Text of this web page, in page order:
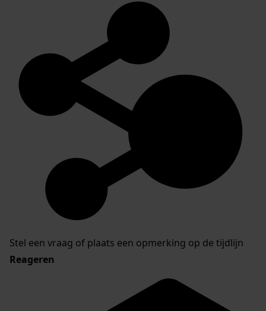
Stel een vraag of plaats een opmerking op de tijdlijn
Reageren